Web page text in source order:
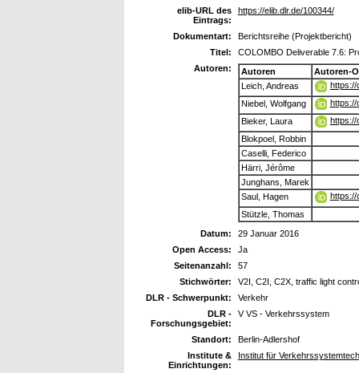
elib-URL des
Eintrags:
https://elib.dlr.de/100344/
Dokumentart:
Berichtsreihe (Projektbericht)
Titel:
COLOMBO Deliverable 7.6:
Autoren:
Autoren
Autoren-
Leich, Andreas
https://
Niebel, Wolfgang
https://
Bieker, Laura
https://
Blokpoel, Robbin
Caselli, Federico
Härri, Jérôme
Junghans, Marek
Saul, Hagen
https://
Stützle, Thomas
Datum:
29 Januar 2016
Open Access:
Ja
Seitenanzahl:
57
Stichwörter:
V2I, C2I, C2X, traffic light
DLR - Schwerpunkt:
Verkehr
DLR -
Forschungsgebiet:
V VS - Verkehrssystem
Standort:
Berlin-Adlershof
Institute &
Einrichtungen:
Institut für